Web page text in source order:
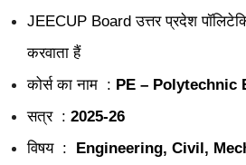
JEECUP Board उत्तर प्रदेश
करवाता हैं
कोर्स का नाम : PE – Polytechnic
सत्र : 2025-26
विषय :
Engineering, Civil,